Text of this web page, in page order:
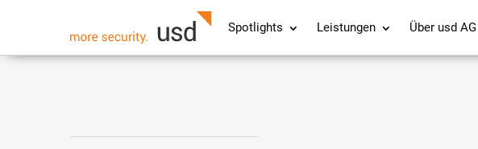
Spotlights Leistungen Über usd AG